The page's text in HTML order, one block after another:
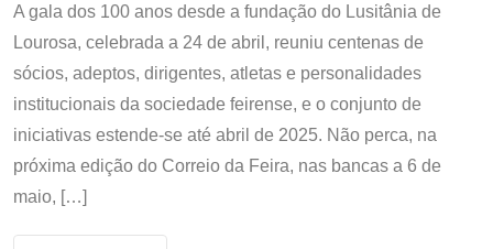
A gala dos 100 anos desde a fundação do Lusitânia de
Lourosa, celebrada a 24 de abril, reuniu centenas de
sócios, adeptos, dirigentes, atletas e personalidades
institucionais da sociedade feirense, e o conjunto de
iniciativas estende-se até abril de 2025. Não perca, na
próxima edição do Correio da Feira, nas bancas a 6 de
maio, […]